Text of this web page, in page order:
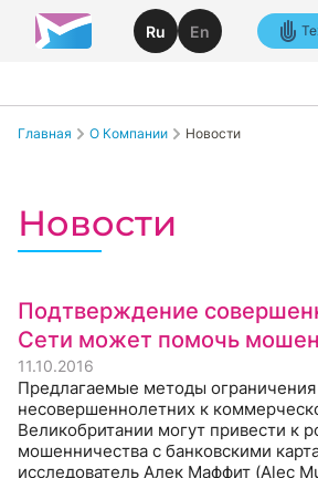
Ru En
Главная О Компании Новости
Новости
Подтверждение
Сети может помочь
11.10.2016
Предлагаемые методы ограничения
несовершеннолетних к
Великобритании могут привести к
мошенничества с банковскими
исследователь Алек Маффит (Alec